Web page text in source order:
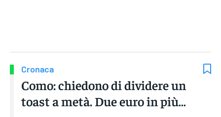
Cronaca
Como: chiedono di dividere un
toast a metà. Due euro in più…